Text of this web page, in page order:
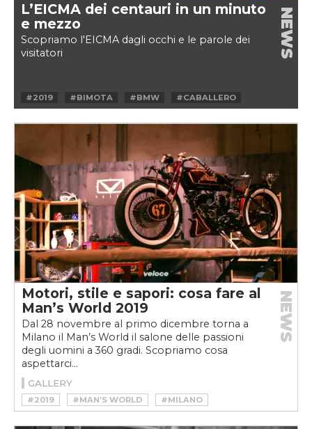
L’EICMA dei centauri in un minuto
e mezzo
Scopriamo l'EICMA dagli occhi e le parole dei
visitatori
NEWS
#2019 #BIMOTA #BMW
#CABALLERO
#MOTO
#SUZUKI #YAMAHA
Motori, stile e sapori: cosa fare al
Man’s World 2019
Dal 28 novembre al primo dicembre torna a
Milano il Man’s World il salone delle passioni
degli uomini a 360 gradi. Scopriamo cosa
aspettarci...
NEWS
GALLERY
#2019 #MAN’S WORLD #MILANO